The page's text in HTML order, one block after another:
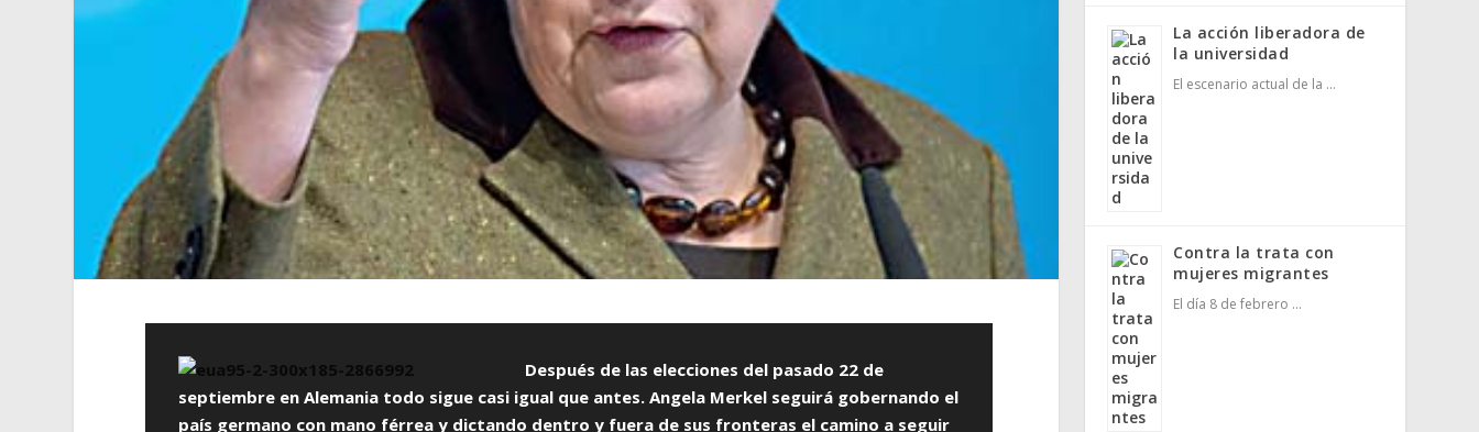
Después de las elecciones del pasado 22 de
septiembre en Alemania todo sigue casi igual que antes. Angela Merkel seguirá gobernando el
país germano con mano férrea y dictando dentro y fuera de sus fronteras el camino a seguir
La acción liberadora de
la universidad
El escenario actual de la …
Contra la trata con
mujeres migrantes
El día 8 de febrero …